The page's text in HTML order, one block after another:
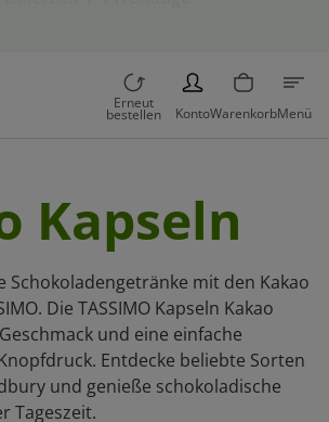
Erneut
bestellen
PERSON
KontoWarenkorbMenü
Kapseln
Schokoladengetränke mit den Kakao
Die TASSIMO Kapseln Kakao
und eine einfache
Entdecke beliebte Sorten
und genieße schokoladische
Tageszeit.